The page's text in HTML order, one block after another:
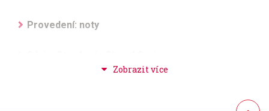
Provedení: noty